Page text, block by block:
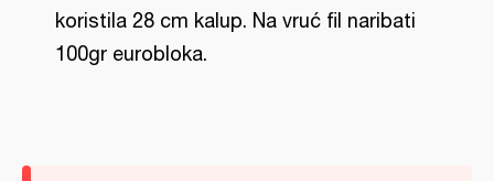
koristila 28 cm kalup. Na vruć fil naribati
100gr eurobloka.